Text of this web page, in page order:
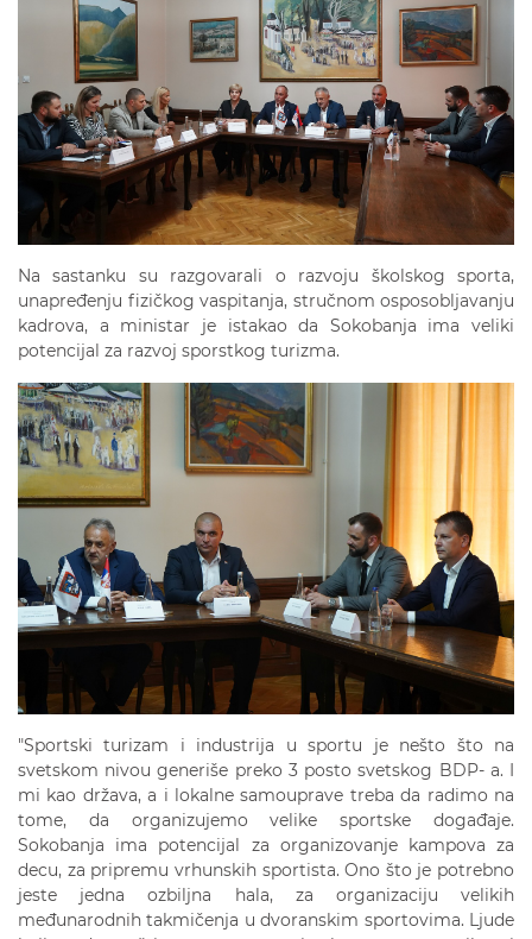
Na sastanku su razgovarali o razvoju školskog sporta,
unapređenju fizičkog vaspitanja, stručnom osposobljavanju
kadrova, a ministar je istakao da Sokobanja ima veliki
potencijal za razvoj sporstkog turizma.
"Sportski turizam i industrija u sportu je nešto što na
svetskom nivou generiše preko 3 posto svetskog BDP- a. I
mi kao država, a i lokalne samouprave treba da radimo na
tome, da organizujemo velike sportske događaje.
Sokobanja ima potencijal za organizovanje kampova za
decu, za pripremu vrhunskih sportista. Ono što je potrebno
jeste jedna ozbiljna hala, za organizaciju velikih
međunarodnih takmičenja u dvoranskim sportovima. Ljude